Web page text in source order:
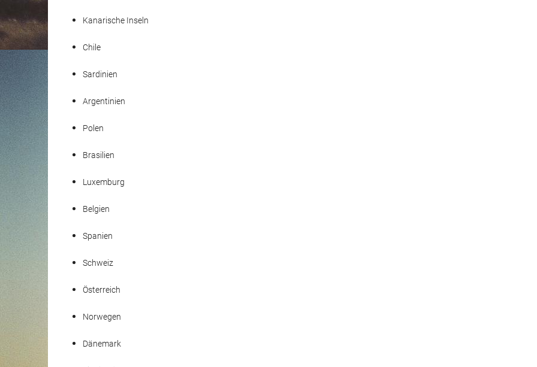
Kanarische Inseln
Chile
Sardinien
Argentinien
Polen
Brasilien
Luxemburg
Belgien
Spanien
Schweiz
Österreich
Norwegen
Dänemark